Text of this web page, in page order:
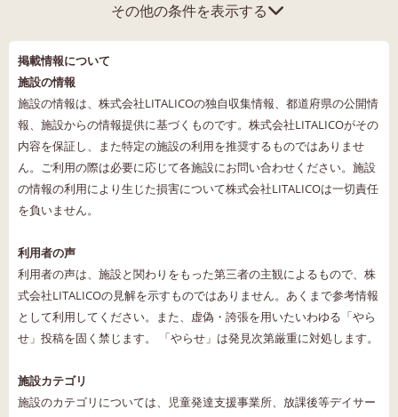
その他の条件を表示する
掲載情報について
施設の情報
施設の情報は、株式会社LITALICOの独自収集情報、都道府県の公開情
報、施設からの情報提供に基づくものです。株式会社LITALICOがその
内容を保証し、また特定の施設の利用を推奨するものではありませ
ん。ご利用の際は必要に応じて各施設にお問い合わせください。施設
の情報の利用により生じた損害について株式会社LITALICOは一切責任
を負いません。
利用者の声
利用者の声は、施設と関わりをもった第三者の主観によるもので、株
式会社LITALICOの見解を示すものではありません。あくまで参考情報
として利用してください。また、虚偽・誇張を用いたいわゆる「やら
せ」投稿を固く禁じます。 「やらせ」は発見次第厳重に対処します。
施設カテゴリ
施設のカテゴリについては、児童発達支援事業所、放課後等デイサー